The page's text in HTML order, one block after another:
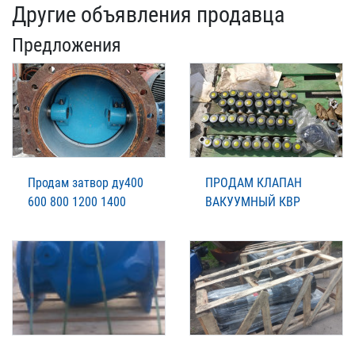
Другие объявления продавца
Предложения
Продам затвор ду400
600 800 1200 1400
ПРОДАМ КЛАПАН
ВАКУУМНЫЙ КВР